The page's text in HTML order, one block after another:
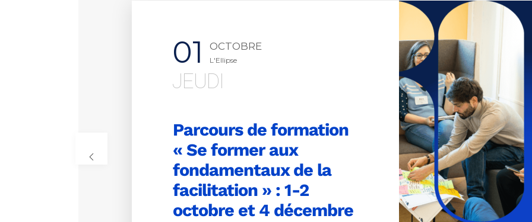
01 OCTOBRE
L'Ellipse
JEUDI
Parcours de formation
« Se former aux
fondamentaux de la
facilitation » : 1-2
octobre et 4 décembre